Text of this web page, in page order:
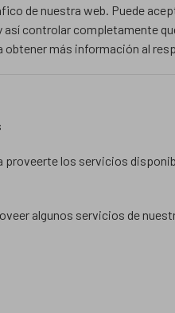
de nuestra web. Puede
así controlar completamente
obtener más información al
proveerte los servicios
algunos servicios de